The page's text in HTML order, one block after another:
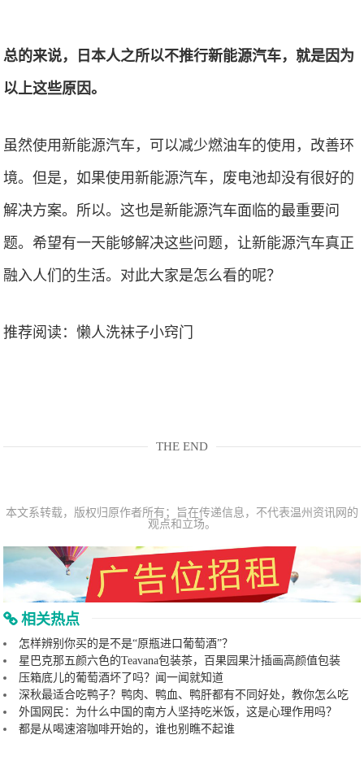
总的来说，日本人之所以不推行新能源汽车，就是因为
以上这些原因。
虽然使用新能源汽车，可以减少燃油车的使用，改善环
境。但是，如果使用新能源汽车，废电池却没有很好的
解决方案。所以。这也是新能源汽车面临的最重要问
题。希望有一天能够解决这些问题，让新能源汽车真正
融入人们的生活。对此大家是怎么看的呢？
推荐阅读：懒人洗袜子小窍门
THE END
本文系转载，版权归原作者所有；旨在传递信息，不代表温州资讯网的
观点和立场。
相关热点
怎样辨别你买的是不是“原瓶进口葡萄酒”？
星巴克那五颜六色的Teavana包装茶，百果园果汁插画高颜值包装
压箱底儿的葡萄酒坏了吗？闻一闻就知道
深秋最适合吃鸭子？鸭肉、鸭血、鸭肝都有不同好处，教你怎么吃
外国网民：为什么中国的南方人坚持吃米饭，这是心理作用吗？
都是从喝速溶咖啡开始的，谁也别瞧不起谁